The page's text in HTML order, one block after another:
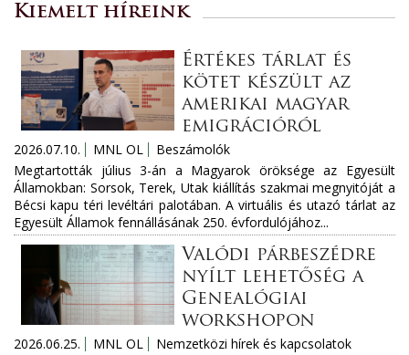
Kiemelt híreink
Értékes tárlat és
kötet készült az
amerikai magyar
emigrációról
2026.07.10. MNL OL
Beszámolók
Megtartották július 3-án a Magyarok öröksége az Egyesült
Államokban: Sorsok, Terek, Utak kiállítás szakmai megnyitóját a
Bécsi kapu téri levéltári palotában. A virtuális és utazó tárlat az
Egyesült Államok fennállásának 250. évfordulójához...
Valódi párbeszédre
nyílt lehetőség a
Genealógiai
workshopon
2026.06.25. MNL OL
Nemzetközi hírek és kapcsolatok